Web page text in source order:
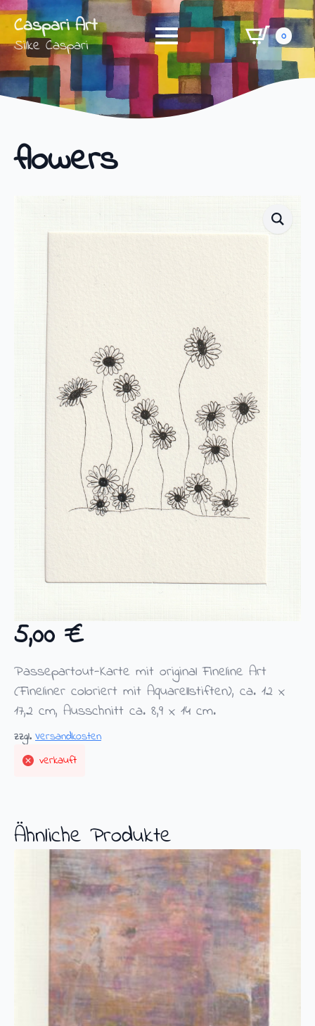
Caspari Art
Silke Caspari 0
flowers
5,00 €
Passepartout-Karte mit original Fineline Art
(Fineliner coloriert mit Aquarellstiften), ca. 12 x
17,2 cm, Ausschnitt ca. 8,9 x 14 cm.
zzgl. Versandkosten
verkauft
Ähnliche Produkte